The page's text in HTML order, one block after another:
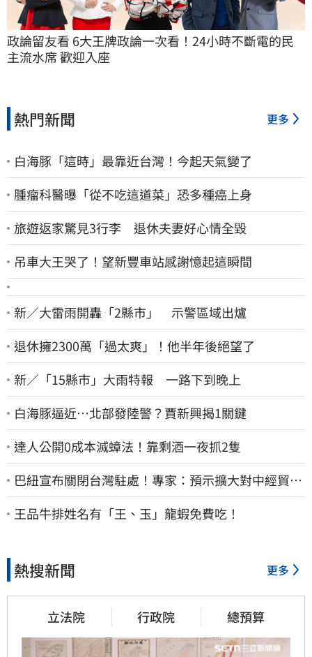
政論留友看 6大王牌政論一次看！24小時不斷電的民
主流水席 歡迎入座
熱門新聞 更多
白海豚「這時」最靠近台灣！今起天氣變了
腫瘤科醫曝「從不吃這道菜」恐多種癌上身
旅遊返家驚見3行李 退休夫妻好心情全毀
吊車大王哭了！望新豐車站感謝憶起這瞬間
新／大雷雨開轟「2縣市」 示警區域出爐
退休擁2300萬「過太爽」！他半年後絕望了
新／「15縣市」大雨特報 一路下到晚上
白海豚逼近…北部發陸警？賈新興揭1關鍵
達人公開0成本滅蟑法！靠剩酒一夜抓2隻
巴紐宣布關閉台灣駐處！專家：預示擴大對中經貿合
作
王品牛排姓名有「王、玉」龍蝦免費吃！
熱搜新聞 更多
立法院 行政院 總預算